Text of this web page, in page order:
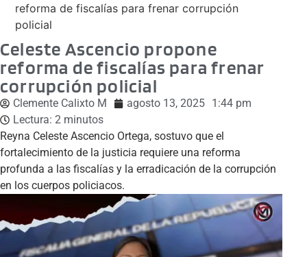
reforma de fiscalías para frenar corrupción
policial
Celeste Ascencio propone
reforma de fiscalías para frenar
corrupción policial
Clemente Calixto M agosto 13, 2025 1:44 pm
Lectura: 2 minutos
Reyna Celeste Ascencio Ortega, sostuvo que el
fortalecimiento de la justicia requiere una reforma
profunda a las fiscalías y la erradicación de la corrupción
en los cuerpos policiacos.